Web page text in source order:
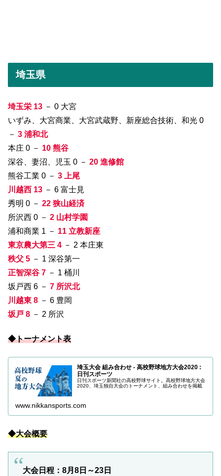
埼玉県
埼玉栄 13 － 0 大宮
いずみ、大宮商業、大宮武蔵野、新座総合技術、和光 0
－ 3 浦和北
本庄 0 － 10 熊谷
深谷、妻沼、児玉 0 － 20 進修館
熊谷工業 0 － 3 上尾
川越西 13 － 6 富士見
秀明 0 － 22 狭山経済
所沢西 0 － 2 山村学園
浦和商業 1 － 11 立教新座
東京農大第三 4 － 2 本庄東
秩父 5 － 1 深谷第一
正智深谷 7 － 1 桶川
坂戸西 6 － 7 所沢北
川越東 8 － 6 豊岡
坂戸 8 － 2 所沢
◆トーナメント表
埼玉大会 組み合わせ - 高校野球地方大会2020 :
日刊スポーツ
日刊スポーツ新聞社の高校野球サイト。高校野球地方大会
2020、埼玉独自大会のトーナメント、組み合わせを掲載
www.nikkansports.com
◆大会概要
大会日程：8月8日～23日